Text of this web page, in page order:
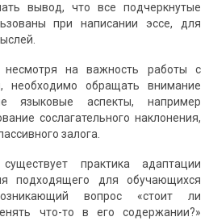
вывод, что все подчеркнутые
при написании эссе, для
несмотря на важность работы с
необходимо обращать внимание
языковые аспекты, например
сослагательного наклонения,
залога.
практика адаптации
подходящего для обучающихся
вопрос «стоит ли
что-то в его содержании?»